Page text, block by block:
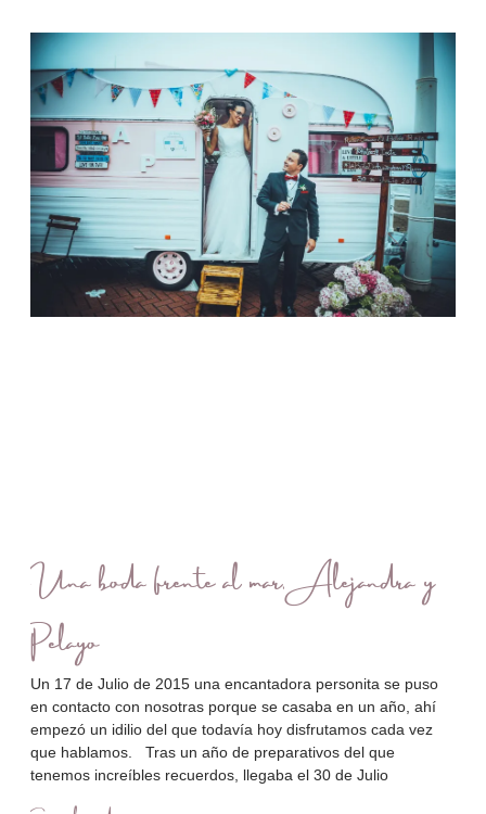
Una boda frente al mar, Alejandra y
Pelayo
Un 17 de Julio de 2015 una encantadora personita se puso
en contacto con nosotras porque se casaba en un año, ahí
empezó un idilio del que todavía hoy disfrutamos cada vez
que hablamos. Tras un año de preparativos del que
tenemos increíbles recuerdos, llegaba el 30 de Julio